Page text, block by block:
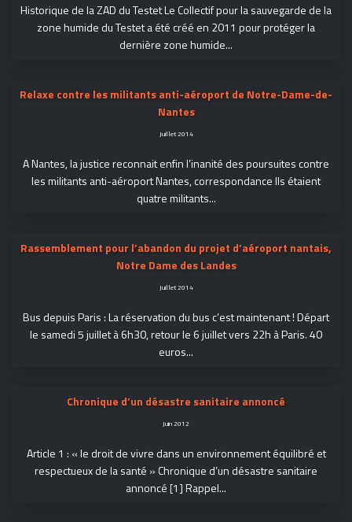
Historique de la ZAD du Testet Le Collectif pour la sauvegarde de la
zone humide du Testet a été créé en 2011 pour protéger la
dernière zone humide...
Relaxe contre les militants anti-aéroport de Notre-Dame-de-
Nantes
Juillet 2014
A Nantes, la justice reconnait enfin l’inanité des poursuites contre
les militants anti-aéroport Nantes, correspondance Ils étaient
quatre militants...
Rassemblement pour l’abandon du projet d’aéroport nantais,
Notre Dame des Landes
Juillet 2014
Bus depuis Paris : La réservation du bus c’est maintenant ! Départ
le samedi 5 juillet à 6h30, retour le 6 juillet vers 22h à Paris. 40
euros...
Chronique d’un désastre sanitaire annoncé
Juin 2012
Article 1 : « le droit de vivre dans un environnement équilibré et
respectueux de la santé » Chronique d’un désastre sanitaire
annoncé [1] Rappel...